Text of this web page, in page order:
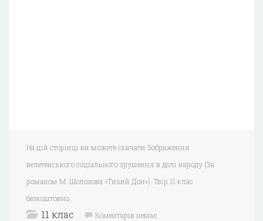
На цій сторінці ви можете скачати Зображення
велетенського соціального зрушення в долі народу (За
романом М. Шолохова «Тихий Дон»). Твір 11 клас
безкоштовно.
11 клас Коментарів немає